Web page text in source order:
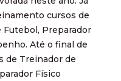
cursos de
Futebol, Preparador
Até o final de
de Treinador de
Físico